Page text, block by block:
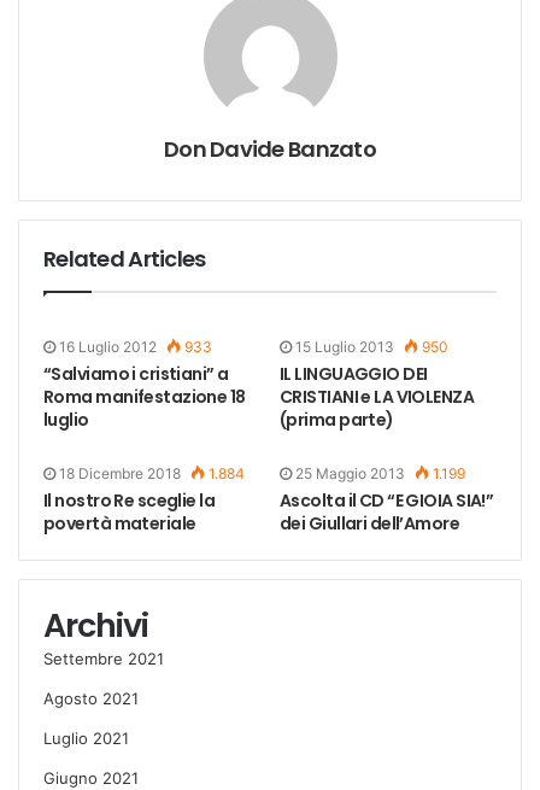
Don Davide Banzato
Related Articles
16 Luglio 2012 933
“Salviamo i cristiani” a
Roma manifestazione 18
luglio
15 Luglio 2013 950
IL LINGUAGGIO DEI
CRISTIANI e LA VIOLENZA
(prima parte)
18 Dicembre 2018 1.884
Il nostro Re sceglie la
povertà materiale
25 Maggio 2013 1.199
Ascolta il CD “E GIOIA SIA!”
dei Giullari dell’Amore
Archivi
Settembre 2021
Agosto 2021
Luglio 2021
Giugno 2021